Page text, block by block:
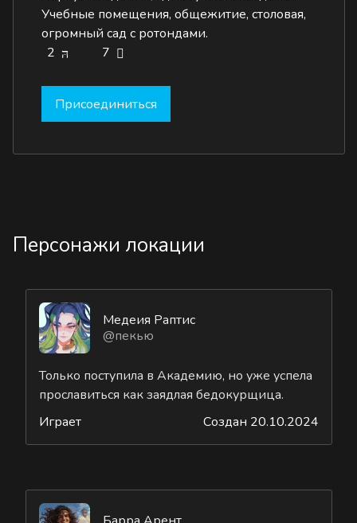
Учебные помещения, общежитие, столовая,
огромный сад с ротондами.
2
7
Присоединиться
Персонажи локации
Медеия Раптис
@пекью
Только поступила в Академию, но уже успела
прославиться как заядлая бедокурщица.
Играет
Создан 20.10.2024